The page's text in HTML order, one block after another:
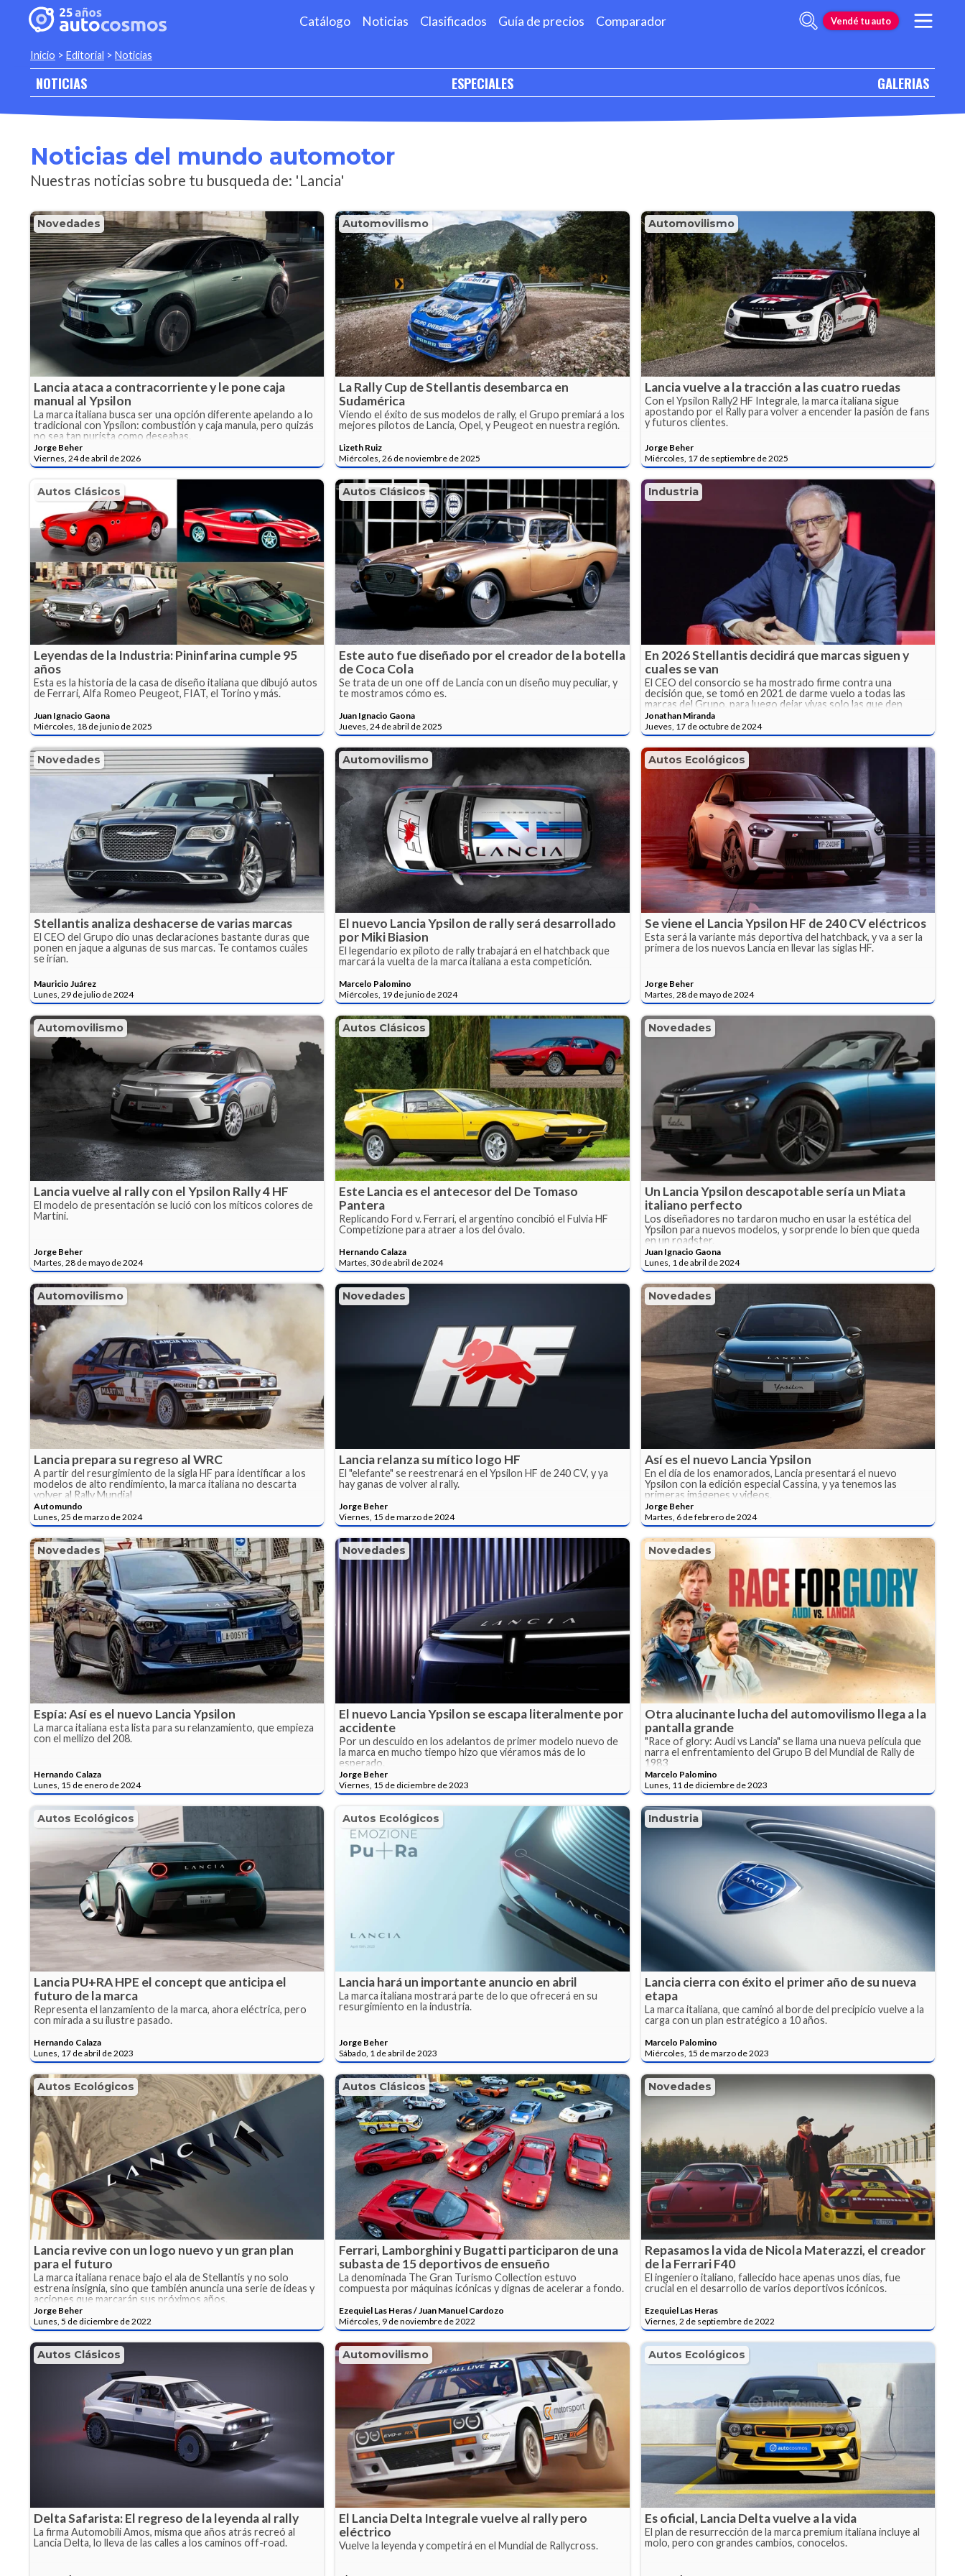
Catálogo Noticias Clasificados Guía de precios Comparador Vendé tu auto
Inicio > Editorial > Noticias
NOTICIAS ESPECIALES GALERIAS
Noticias del mundo automotor
Nuestras noticias sobre tu busqueda de: 'Lancia'
Novedades
Lancia ataca a contracorriente y le pone caja
manual al Ypsilon
La marca italiana busca ser una opción diferente apelando a lo
tradicional con Ypsilon: combustión y caja manula, pero quizás
no sea tan purista como deseabas.
Jorge Beher
Viernes, 24 de abril de 2026
Automovilismo
La Rally Cup de Stellantis desembarca en
Sudamérica
Viendo el éxito de sus modelos de rally, el Grupo premiará a los
mejores pilotos de Lancia, Opel, y Peugeot en nuestra región.
Lizeth Ruiz
Miércoles, 26 de noviembre de 2025
Automovilismo
Lancia vuelve a la tracción a las cuatro ruedas
Con el Ypsilon Rally2 HF Integrale, la marca italiana sigue
apostando por el Rally para volver a encender la pasión de fans
y futuros clientes.
Jorge Beher
Miércoles, 17 de septiembre de 2025
Autos Clásicos
Leyendas de la Industria: Pininfarina cumple 95
años
Esta es la historia de la casa de diseño italiana que dibujó autos
de Ferrari, Alfa Romeo Peugeot, FIAT, el Torino y más.
Juan Ignacio Gaona
Miércoles, 18 de junio de 2025
Autos Clásicos
Este auto fue diseñado por el creador de la botella
de Coca Cola
Se trata de un one off de Lancia con un diseño muy peculiar, y
te mostramos cómo es.
Juan Ignacio Gaona
Jueves, 24 de abril de 2025
Industria
En 2026 Stellantis decidirá que marcas siguen y
cuales se van
El CEO del consorcio se ha mostrado firme contra una
decisión que, se tomó en 2021 de darme vuelo a todas las
marcas del Grupo, para luego dejar vivas solo las que den
ganancias.
Jonathan Miranda
Jueves, 17 de octubre de 2024
Novedades
Stellantis analiza deshacerse de varias marcas
El CEO del Grupo dio unas declaraciones bastante duras que
ponen en jaque a algunas de sus marcas. Te contamos cuáles
se irían.
Mauricio Juárez
Lunes, 29 de julio de 2024
Automovilismo
El nuevo Lancia Ypsilon de rally será desarrollado
por Miki Biasion
El legendario ex piloto de rally trabajará en el hatchback que
marcará la vuelta de la marca italiana a esta competición.
Marcelo Palomino
Miércoles, 19 de junio de 2024
Autos Ecológicos
Se viene el Lancia Ypsilon HF de 240 CV eléctricos
Esta será la variante más deportiva del hatchback, y va a ser la
primera de los nuevos Lancia en llevar las siglas HF.
Jorge Beher
Martes, 28 de mayo de 2024
Automovilismo
Lancia vuelve al rally con el Ypsilon Rally 4 HF
El modelo de presentación se lució con los míticos colores de
Martini.
Jorge Beher
Martes, 28 de mayo de 2024
Autos Clásicos
Este Lancia es el antecesor del De Tomaso
Pantera
Replicando Ford v. Ferrari, el argentino concibió el Fulvia HF
Competizione para atraer a los del óvalo.
Hernando Calaza
Martes, 30 de abril de 2024
Novedades
Un Lancia Ypsilon descapotable sería un Miata
italiano perfecto
Los diseñadores no tardaron mucho en usar la estética del
Ypsilon para nuevos modelos, y sorprende lo bien que queda
en un roadster.
Juan Ignacio Gaona
Lunes, 1 de abril de 2024
Automovilismo
Lancia prepara su regreso al WRC
A partir del resurgimiento de la sigla HF para identificar a los
modelos de alto rendimiento, la marca italiana no descarta
volver al Rally Mundial
Automundo
Lunes, 25 de marzo de 2024
Novedades
Lancia relanza su mítico logo HF
El "elefante" se reestrenará en el Ypsilon HF de 240 CV, y ya
hay ganas de volver al rally.
Jorge Beher
Viernes, 15 de marzo de 2024
Novedades
Así es el nuevo Lancia Ypsilon
En el día de los enamorados, Lancia presentará el nuevo
Ypsilon con la edición especial Cassina, y ya tenemos las
primeras imágenes y videos.
Jorge Beher
Martes, 6 de febrero de 2024
Novedades
Espía: Así es el nuevo Lancia Ypsilon
La marca italiana esta lista para su relanzamiento, que empieza
con el mellizo del 208.
Hernando Calaza
Lunes, 15 de enero de 2024
Novedades
El nuevo Lancia Ypsilon se escapa literalmente por
accidente
Por un descuido en los adelantos de primer modelo nuevo de
la marca en mucho tiempo hizo que viéramos más de lo
esperado.
Jorge Beher
Viernes, 15 de diciembre de 2023
Novedades
Otra alucinante lucha del automovilismo llega a la
pantalla grande
"Race of glory: Audi vs Lancia" se llama una nueva película que
narra el enfrentamiento del Grupo B del Mundial de Rally de
1983
Marcelo Palomino
Lunes, 11 de diciembre de 2023
Autos Ecológicos
Lancia PU+RA HPE el concept que anticipa el
futuro de la marca
Representa el lanzamiento de la marca, ahora eléctrica, pero
con mirada a su ilustre pasado.
Hernando Calaza
Lunes, 17 de abril de 2023
Autos Ecológicos
Lancia hará un importante anuncio en abril
La marca italiana mostrará parte de lo que ofrecerá en su
resurgimiento en la industria.
Jorge Beher
Sábado, 1 de abril de 2023
Industria
Lancia cierra con éxito el primer año de su nueva
etapa
La marca italiana, que caminó al borde del precipicio vuelve a la
carga con un plan estratégico a 10 años.
Marcelo Palomino
Miércoles, 15 de marzo de 2023
Autos Ecológicos
Lancia revive con un logo nuevo y un gran plan
para el futuro
La marca italiana renace bajo el ala de Stellantis y no solo
estrena insignia, sino que también anuncia una serie de ideas y
acciones que marcarán sus próximos años.
Jorge Beher
Lunes, 5 de diciembre de 2022
Autos Clásicos
Ferrari, Lamborghini y Bugatti participaron de una
subasta de 15 deportivos de ensueño
La denominada The Gran Turismo Collection estuvo
compuesta por máquinas icónicas y dignas de acelerar a fondo.
Ezequiel Las Heras / Juan Manuel Cardozo
Miércoles, 9 de noviembre de 2022
Novedades
Repasamos la vida de Nicola Materazzi, el creador
de la Ferrari F40
El ingeniero italiano, fallecido hace apenas unos días, fue
crucial en el desarrollo de varios deportivos icónicos.
Ezequiel Las Heras
Viernes, 2 de septiembre de 2022
Autos Clásicos
Delta Safarista: El regreso de la leyenda al rally
La firma Automobili Amos, misma que años atrás recreó al
Lancia Delta, lo lleva de las calles a los caminos off-road.
Automovilismo
El Lancia Delta Integrale vuelve al rally pero
eléctrico
Vuelve la leyenda y competirá en el Mundial de Rallycross.
Autos Ecológicos
Es oficial, Lancia Delta vuelve a la vida
El plan de resurrección de la marca premium italiana incluye al
molo, pero con grandes cambios, conocelos.